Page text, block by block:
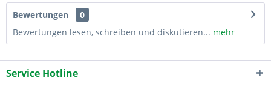
Bewertungen
0
Bewertungen lesen, schreiben und diskutieren... mehr
Service Hotline